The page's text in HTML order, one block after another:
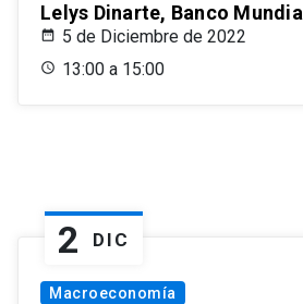
Lelys Dinarte, Banco Mundial
5 de Diciembre de 2022
13:00 a 15:00
2 DIC
Macroeconomía